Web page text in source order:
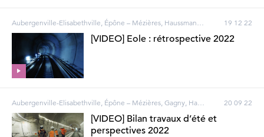
19 12 22
[VIDEO] Eole : rétrospective 2022
20 09 22
[VIDEO] Bilan travaux d’été et
perspectives 2022